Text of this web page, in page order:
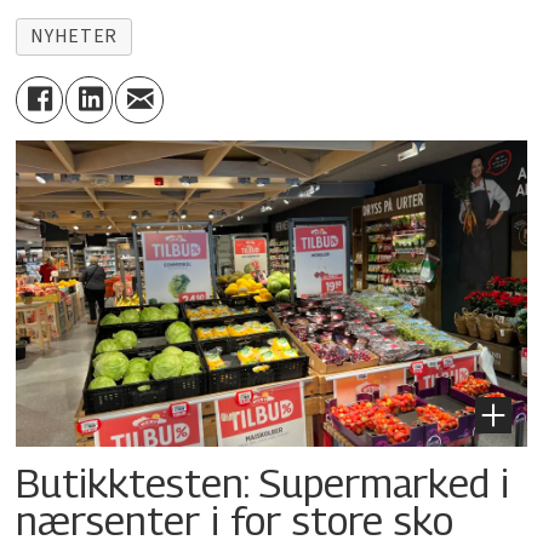
NYHETER
Butikktesten: Supermarked i
nærsenter i for store sko